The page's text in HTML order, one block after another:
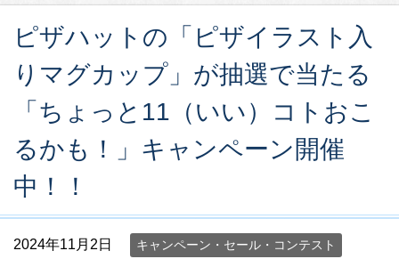
ピザハットの「ピザイラスト入
りマグカップ」が抽選で当たる
「ちょっと11（いい）コトおこ
るかも！」キャンペーン開催
中！！
2024年11月2日 キャンペーン・セール・コンテスト